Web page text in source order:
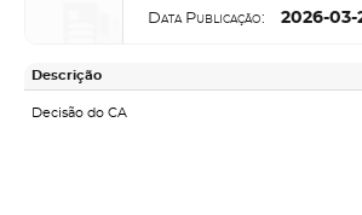
Data Publicação: 2026-03-
Descrição
Decisão do CA